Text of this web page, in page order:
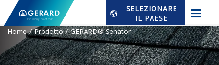
SELEZIONARE
IL PAESE
Home
Prodotto GERARD® Senator